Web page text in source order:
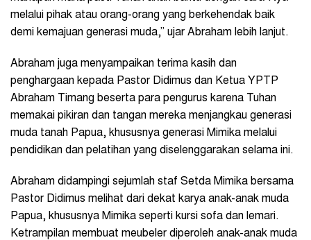
melalui pihak atau orang-orang yang berkehendak baik
demi kemajuan generasi muda,” ujar Abraham lebih lanjut.
Abraham juga menyampaikan terima kasih dan
penghargaan kepada Pastor Didimus dan Ketua YPTP
Abraham Timang beserta para pengurus karena Tuhan
memakai pikiran dan tangan mereka menjangkau generasi
muda tanah Papua, khususnya generasi Mimika melalui
pendidikan dan pelatihan yang diselenggarakan selama ini.
Abraham didampingi sejumlah staf Setda Mimika bersama
Pastor Didimus melihat dari dekat karya anak-anak muda
Papua, khususnya Mimika seperti kursi sofa dan lemari.
Ketrampilan membuat meubeler diperoleh anak-anak muda